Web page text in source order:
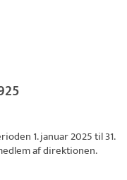
1. januar 2025 til 31.
af direktionen.